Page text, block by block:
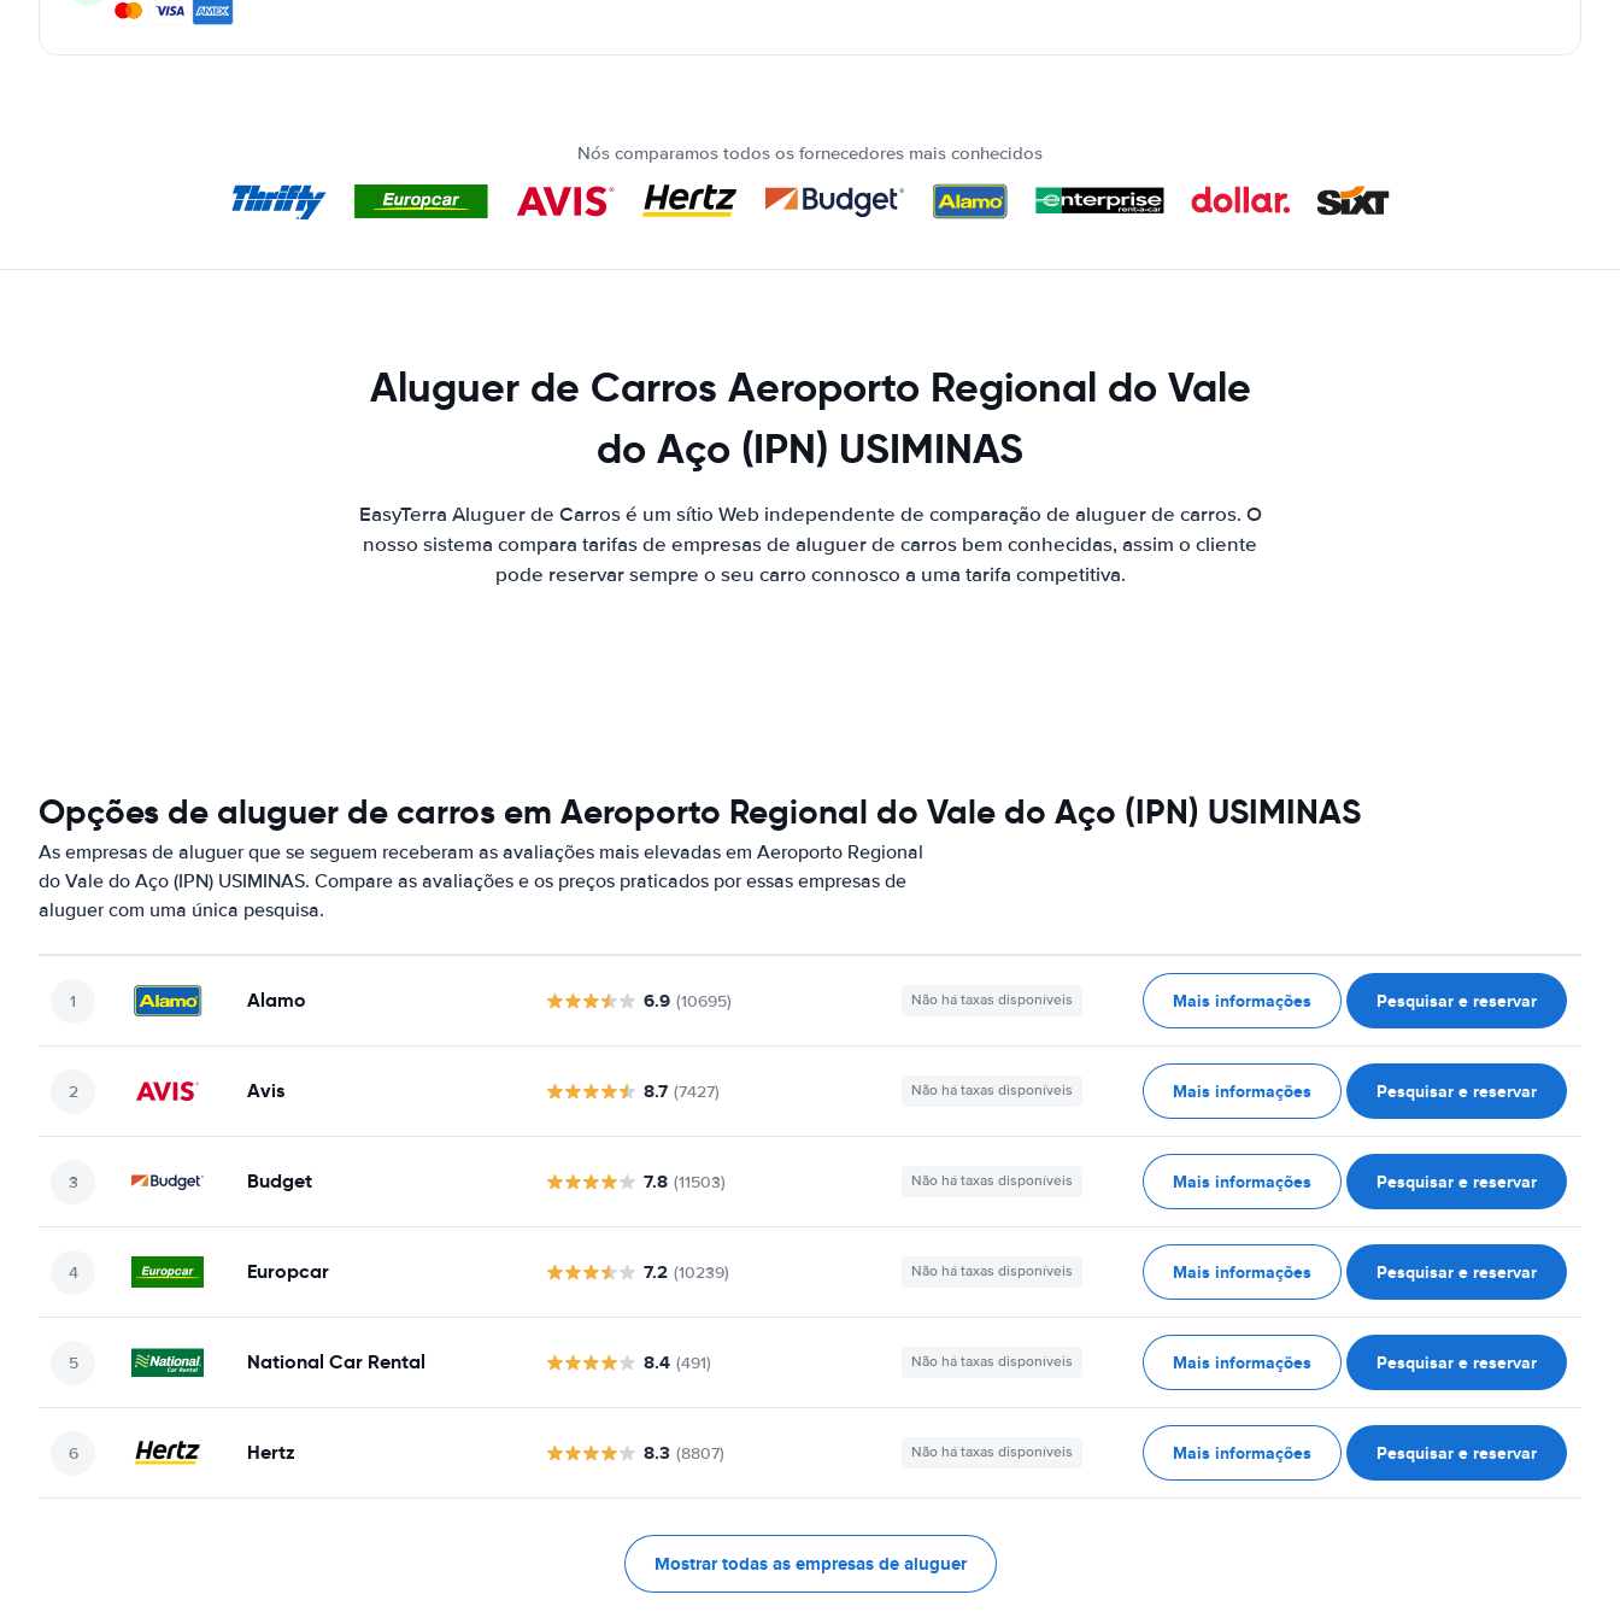
Nós comparamos todos os fornecedores mais conhecidos
Aluguer de Carros Aeroporto Regional do Vale
do Aço (IPN) USIMINAS
EasyTerra Aluguer de Carros é um sítio Web independente de comparação de aluguer de carros. O
nosso sistema compara tarifas de empresas de aluguer de carros bem conhecidas, assim o cliente
pode reservar sempre o seu carro connosco a uma tarifa competitiva.
Opções de aluguer de carros em Aeroporto Regional do Vale do Aço (IPN) USIMINAS
As empresas de aluguer que se seguem receberam as avaliações mais elevadas em Aeroporto Regional
do Vale do Aço (IPN) USIMINAS. Compare as avaliações e os preços praticados por essas empresas de
aluguer com uma única pesquisa.
Alamo 6.9 (10695) Não há taxas disponíveis Mais informações Pesquisar e reservar
Avis 8.7 (7427) Não há taxas disponíveis Mais informações Pesquisar e reservar
Budget 7.8 (11503) Não há taxas disponíveis Mais informações Pesquisar e reservar
Europcar 7.2 (10239) Não há taxas disponíveis Mais informações Pesquisar e reservar
National Car Rental 8.4 (491) Não há taxas disponíveis Mais informações Pesquisar e reservar
Hertz 8.3 (8807) Não há taxas disponíveis Mais informações Pesquisar e reservar
Mostrar todas as empresas de aluguer